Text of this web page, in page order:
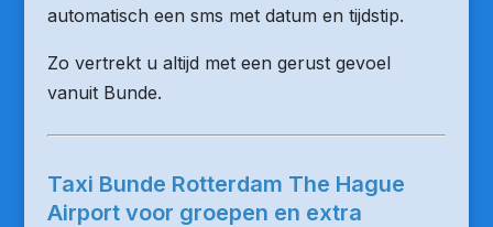
automatisch een sms met datum en tijdstip.
Zo vertrekt u altijd met een gerust gevoel
vanuit Bunde.
Taxi Bunde Rotterdam The Hague
Airport voor groepen en extra